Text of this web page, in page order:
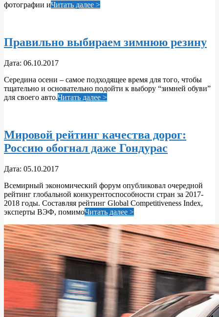
фотографии иЧитать далее >
Правильно выбираем зимнюю резину
2017-
06
Дата: 06.10.2017
Середина осени – самое подходящее время для того, чтобы
тщательно и основательно подойти к выбору “зимней обуви”
для своего авто.Читать далее >
Мировой рейтинг качества дорог:
Россию обогнал даже Гондурас
2017-
05
Дата: 05.10.2017
Всемирный экономический форум опубликовал очередной
рейтинг глобальной конкурентоспособности стран за 2017-
2018 годы. Составляя рейтинг Global Competitiveness Index,
эксперты ВЭФ, помимоЧитать далее >